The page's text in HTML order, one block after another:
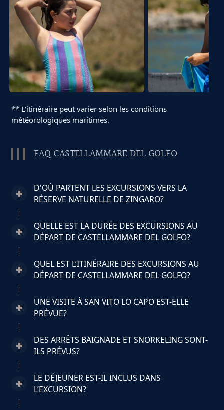
** L'itinéraire peut varier selon les conditions
météorologiques maritimes.
FAQ CASTELLAMMARE DEL GOLFO
D'OÙ PARTENT LES EXCURSIONS VERS LA
RÉSERVE NATURELLE DE ZINGARO?
QUELLE EST LA DURÉE DES EXCURSIONS AU
DÉPART DE CASTELLAMMARE DEL GOLFO?
QUEL EST L’ITINÉRAIRE DES EXCURSIONS AU
DÉPART DE CASTELLAMMARE DEL GOLFO?
UNE VISITE À SAN VITO LO CAPO EST-ELLE
PRÉVUE?
DES ARRÊTS BAIGNADE ET SNORKELING SONT-
ILS PRÉVUS?
LE DÉJEUNER EST-IL INCLUS DANS
L’EXCURSION?